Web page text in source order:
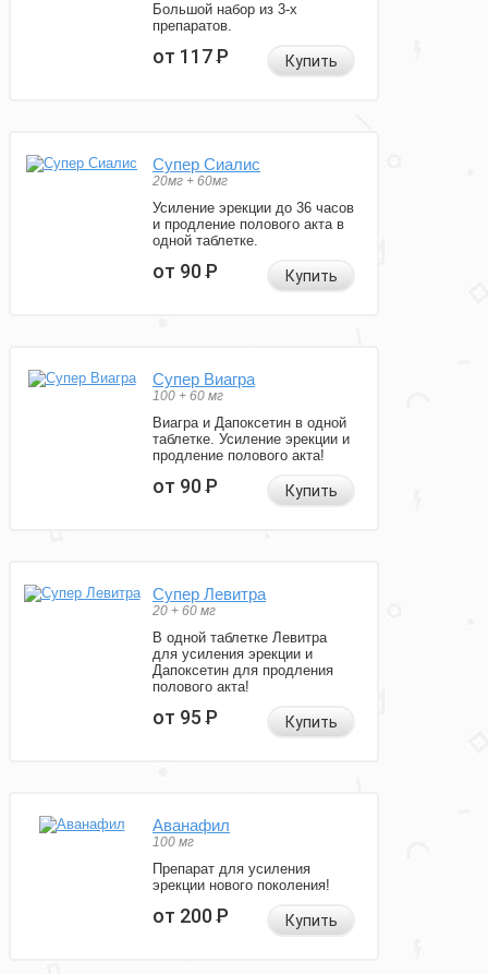
Большой набор из 3-х
препаратов.
от 117Р Купить
Супер Сиалис
20мг + 60мг
Усиление эрекции до 36 часов
и продление полового акта в
одной таблетке.
от 90Р Купить
Супер Виагра
100 + 60 мг
Виагра и Дапоксетин в одной
таблетке. Усиление эрекции и
продление полового акта!
от 90Р Купить
Супер Левитра
20 + 60 мг
В одной таблетке Левитра
для усиления эрекции и
Дапоксетин для продления
полового акта!
от 95Р Купить
Аванафил
100 мг
Препарат для усиления
эрекции нового поколения!
от 200Р Купить